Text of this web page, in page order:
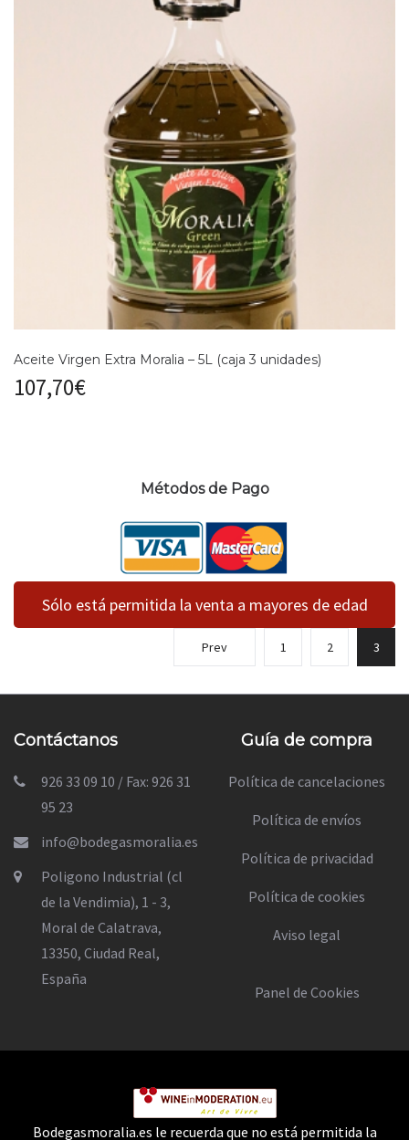
Aceite Virgen Extra Moralia – 5L (caja 3 unidades)
107,70€
Métodos de Pago
Sólo está permitida la venta a mayores de edad
Prev 1 2 3
Contáctanos
926 33 09 10 / Fax: 926 31
95 23
info@bodegasmoralia.es
Poligono Industrial (cl
de la Vendimia), 1 - 3,
Moral de Calatrava,
13350, Ciudad Real,
España
Guía de compra
Política de cancelaciones
Política de envíos
Política de privacidad
Política de cookies
Aviso legal
Panel de Cookies
Bodegasmoralia.es le recuerda que no está permitida la